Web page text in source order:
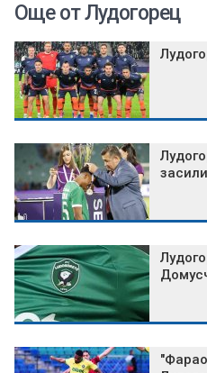
Още от Лудогорец